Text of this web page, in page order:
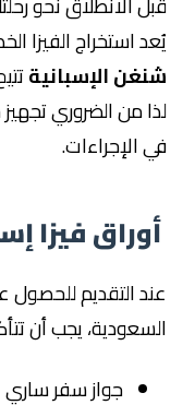
يُعد استخراج الفيزا
شنغن الإسبانية
لذا من الضروري تجهيز
في الإجراءات.
أوراق فيزا
عند التقديم للحصول
السعودية، يجب أن